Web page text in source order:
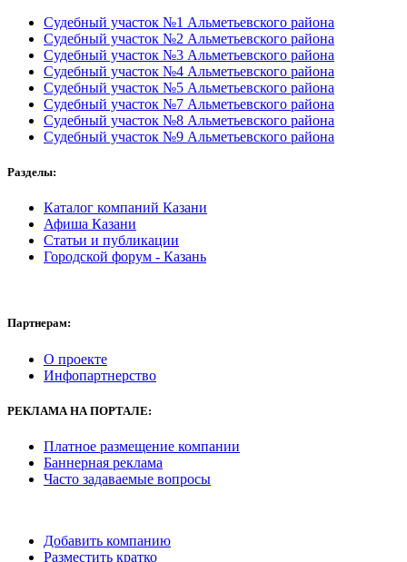
Судебный участок №1 Альметьевского района
Судебный участок №2 Альметьевского района
Судебный участок №3 Альметьевского района
Судебный участок №4 Альметьевского района
Судебный участок №5 Альметьевского района
Судебный участок №7 Альметьевского района
Судебный участок №8 Альметьевского района
Судебный участок №9 Альметьевского района
Разделы:
Каталог компаний Казани
Афиша Казани
Статьи и публикации
Городской форум - Казань
Партнерам:
О проекте
Инфопартнерство
РЕКЛАМА НА ПОРТАЛЕ:
Платное размещение компании
Баннерная реклама
Часто задаваемые вопросы
Добавить компанию
Разместить кратко